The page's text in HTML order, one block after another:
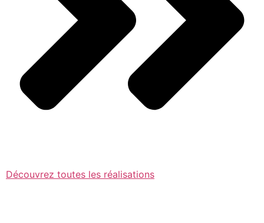
Découvrez toutes les réalisations